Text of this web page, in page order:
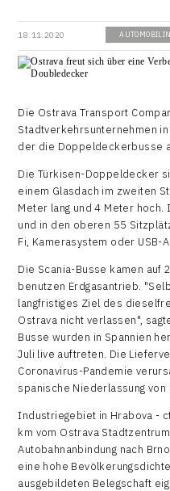
18.11.2020
Die Ostrava Transport
Stadtverkehrsunternehmen
der die Doppeldeckerbusse
Die Türkisen-Doppeldecker
einem Glasdach im zweiten
Meter lang und 4 Meter
und in den oberen 55
Fi, Kamerasystem oder USB-
Die Scania-Busse kamen auf
benutzen Erdgasantrieb.
langfristiges Ziel des
Ostrava nicht verlassen",
Busse wurden in Spannien
Juli live auftreten. Die
Coronavirus-Pandemie
spanische Niederlassung
Industriegebiet in Hrabova -
km vom Ostrava
Autobahnanbindung nach
eine hohe
ausgebildeten Belegschaft